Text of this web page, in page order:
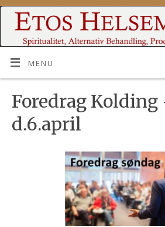
MENU
Foredrag Kolding
d.6.april